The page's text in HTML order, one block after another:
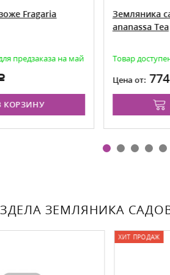
на май
Земляника садовая Теа
ananassa Tea
Товар доступен для
774
В КОРЗИНУ
ЗЕМЛЯНИКА